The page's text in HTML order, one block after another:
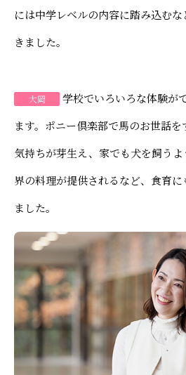
には中学レベルの内容に踏み込む
きました。
大岡
学校でいろいろな体験が
ます。ポニー倶楽部で馬のお世話
気持ちが芽生え、家でも犬を飼う
界の料理が提供されるなど、食育
ました。